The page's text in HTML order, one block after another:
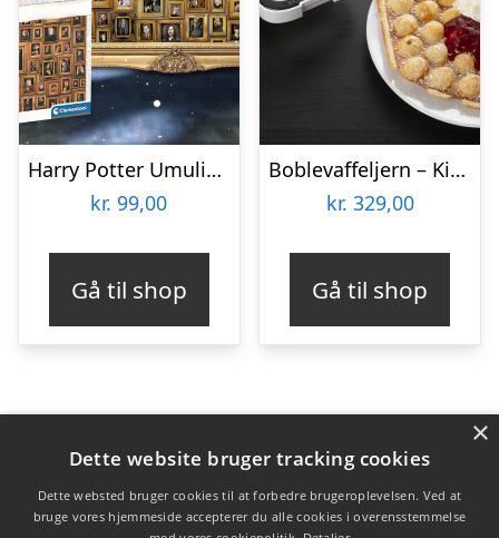
Harry Potter Umulig Puslespil
kr. 99,00
Gå til shop
Boblevaffeljern – KitchPro
kr. 329,00
Gå til shop
Varekategorier
Produkter
×
Dette website bruger tracking cookies
Dette websted bruger cookies til at forbedre brugeroplevelsen. Ved at
bruge vores hjemmeside accepterer du alle cookies i overensstemmelse